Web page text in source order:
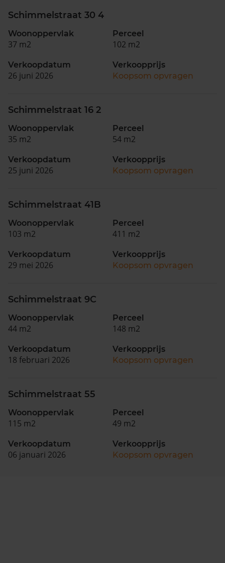
Schimmelstraat 30 4
Woonoppervlak
37 m2
Perceel
102 m2
Verkoopdatum
26 juni 2026
Verkoopprijs
Koopsom opvragen
Schimmelstraat 16 2
Woonoppervlak
35 m2
Perceel
54 m2
Verkoopdatum
25 juni 2026
Verkoopprijs
Koopsom opvragen
Schimmelstraat 41B
Woonoppervlak
103 m2
Perceel
411 m2
Verkoopdatum
29 mei 2026
Verkoopprijs
Koopsom opvragen
Schimmelstraat 9C
Woonoppervlak
44 m2
Perceel
148 m2
Verkoopdatum
18 februari 2026
Verkoopprijs
Koopsom opvragen
Schimmelstraat 55
Woonoppervlak
115 m2
Perceel
49 m2
Verkoopdatum
06 januari 2026
Verkoopprijs
Koopsom opvragen